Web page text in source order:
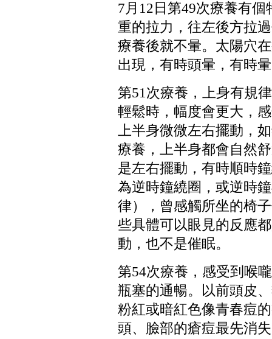
7 月 12 日第49次療養有個
重的拉力，往左後方拉
療養後就不暈。太陽穴
出現，有時頭暈，有時
第51次療養，上身有規
輕鬆時，幅度會更大，
上半身微微左右擺動，
療養，上半身都會自然
是左右擺動，有時順時
為逆時鐘繞圈，或逆時
律），曾感觸所坐的椅
些具體可以眼見的反應
動，也不是催眠。
第54次療養，感受到喉
瓶塞的通暢。以前頭皮
粉紅或暗紅色像青春痘
頭、臉部的瘡痘最先消